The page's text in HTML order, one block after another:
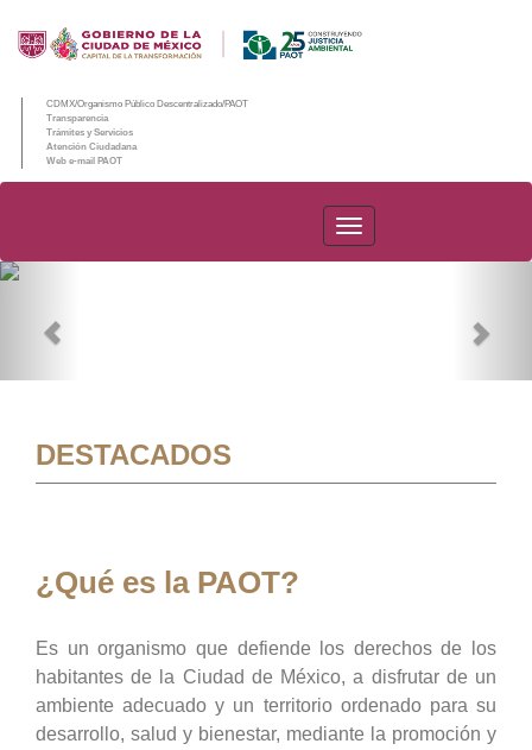
CDMX/Organismo Público Descentralizado/PAOT
Transparencia
Trámites y Servicios
Atención Ciudadana
Web e-mail PAOT
PAOT
DESTACADOS
¿Qué es la PAOT?
Es un organismo que defiende los derechos de los
habitantes de la Ciudad de México, a disfrutar de un
ambiente adecuado y un territorio ordenado para su
desarrollo, salud y bienestar, mediante la promoción y